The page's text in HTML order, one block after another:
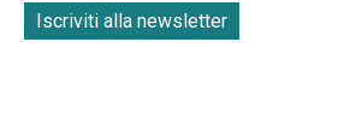
Iscriviti alla newsletter